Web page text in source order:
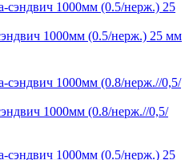
1000мм (0.5/нерж.) 25 мм
1000мм (0.8/нерж.//0,5/